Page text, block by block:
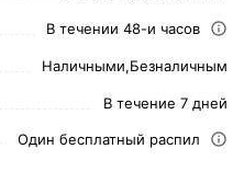
В течении 48-и часов
Наличными,Безналичным
В течение 7 дней
Один бесплатный распил